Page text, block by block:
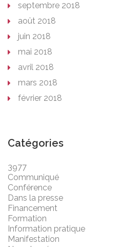
septembre 2018
août 2018
juin 2018
mai 2018
avril 2018
mars 2018
février 2018
Catégories
3977
Communiqué
Conférence
Dans la presse
Financement
Formation
Information pratique
Manifestation